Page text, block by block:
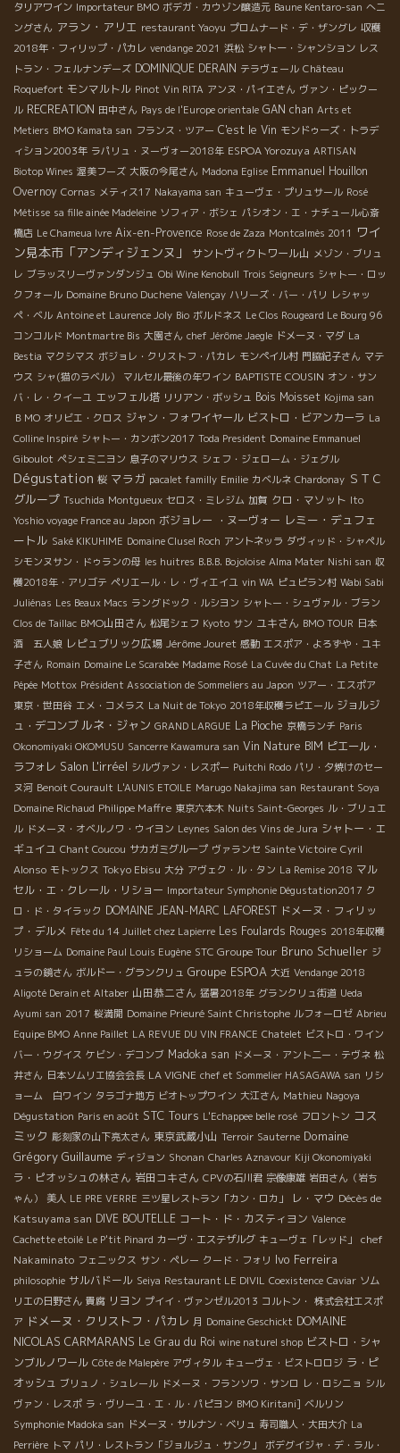
タリアワイン Importateur BMO ボデガ・カウゾン醸造元 Baune Kentaro-san へニ
ングさん アラン・アリエ restaurant Yaoyu プロムナード・デ・ザングレ 収穫
2018年・フィリップ・パカレ vendange 2021 浜松 シャトー・シャンション レス
トラン・フェルナンデーズ DOMINIQUE DERAIN テラヴェール Château
Roquefort モンマルトル Pinot Vin RITA アンヌ・パイエさん ヴァン・ピックー
ル RECREATION 田中さん Pays de l'Europe orientale GAN chan Arts et
Metiers BMO Kamata san フランス・ツアー C'est le Vin モンドゥーズ・トラデ
ィション2003年 ラパリュ・ヌーヴォー2018年 ESPOA Yorozuya ARTISAN
Biotop Wines 渥美フーズ 大阪の今尾さん Madona Eglise Emmanuel Houillon
Overnoy Cornas メティス17 Nakayama san キューヴェ・プリュサール Rosé
Métisse sa fille ainée Madeleine ソフィア・ボシェ パシオン・エ・ナチュール心斎
橋店 Le Chameua Ivre Aix-en-Provence Rose de Zaza Montcalmès 2011 ワイ
ン見本市「アンディジェンヌ」
サントヴィクトワール山 メゾン・ブリュ
レ ブラッスリーヴァンダンジュ Obi Wine Kenobull Trois Seigneurs シャトー・ロッ
クフォール Domaine Bruno Duchene Valençay ハリーズ・バー・パリ レシャッ
ペ・ベル Antoine et Laurence Joly Bio ボルドネス Le Clos Rougeard Le Bourg 96
コンコルド Montmartre Bis 大園さん chef Jérôme Jaegle ドメーヌ・マダ La
Bestia マクシマス ボジョレ・クリストフ・パカレ モンペイル村 門脇紀子さん マテ
ウス シャ(猫のラベル） マルセル最後の年ワイン BAPTISTE COUSIN オン・サン
バ・レ・クイーユ エッフェル塔 リリアン・ボッシュ Bois Moisset Kojima san
ＢＭО オリビエ・クロス ジャン・フォワイヤール ビストロ・ビアンカーラ La
Colline Inspiré シャトー・カンボン2017 Toda President Domaine Emmanuel
Giboulot ペシェミニヨン 息子のマリウス シェフ・ジェローム・ジェグル
Dégustation 桜 マラガ pacalet familly Emilie カベルネ Chardonay ＳＴＣ
グループ Tsuchida Montgueux セロス・ミレジム 加賀 クロ・マソット Ito
Yoshio voyage France au Japon ボジョレー ・ヌーヴォー レミー・デュフェ
ートル Saké KIKUHIME Domaine Clusel Roch アントネッラ ダヴィッド・シャペル
シモンヌサン・ドゥランの母 les huitres B.B.B. Bojoloise Alma Mater Nishi san 収
穫2018年・アリゴテ ペリエール・レ・ヴィエイユ vin WA ピュピラン村 Wabi Sabi
Juliénas Les Beaux Macs ラングドック・ルシヨン シャトー・シュヴァル・ブラン
Clos de Taillac BMO山田さん 松尾シェフ Kyoto サン ユキさん BMO TOUR 日本
酒 五人娘 レピュブリック広場 Jérôme Jouret 感動 エスポア・よろずや・ユキ
子さん Romain Domaine Le Scarabée Madame Rosé La Cuvée du Chat La Petite
Pépée Mottox Président Association de Sommeliers au Japon ツアー・エスポア
東京・世田谷 エメ・コメラス La Nuit de Tokyo 2018年収穫ラピエール ジョルジ
ュ・デコンブ ルネ・ジャン GRAND LARGUE La Pioche 京橋ランチ Paris
Okonomiyaki OKOMUSU Sancerre Kawamura san Vin Nature BIM ピエール・
ラフォレ Salon L'irréel シルヴァン・レスポー Puitchi Rodo パリ・夕焼けのセー
ヌ河 Benoit Courault L'AUNIS ETOILE Marugo Nakajima san Restaurant Soya
Domaine Richaud Philippe Maffre 東京六本木 Nuits Saint-Georges ル・ブリュエ
ル ドメーヌ・オベルノワ・ウイヨン Leynes Salon des Vins de Jura シャトー・エ
ギュイユ Chant Coucou サカガミグループ ヴァランセ Sainte Victoire Cyril
Alonso モトックス Tokyo Ebisu 大分 アヴェク・ル・タン La Remise 2018 マル
セル・エ・クレール・リショー Importateur Symphonie Dégustation2017 ク
ロ・ド・タイラック DOMAINE JEAN-MARC LAFOREST ドメーヌ・フィリッ
プ・デルメ Fête du 14 Juillet chez Lapierre Les Foulards Rouges 2018年収穫
リショーム Domaine Paul Louis Eugène STC Groupe Tour Bruno Schueller ジ
ュラの鏡さん ボルドー・グランクリュ Groupe ESPOA 大近 Vendange 2018
Aligoté Derain et Altaber 山田恭二さん 猛暑2018年 グランクリュ街道 Ueda
Ayumi san 2017 桜満開 Domaine Prieuré Saint Christophe ルフォーロゼ Abrieu
Equipe BMO Anne Paillet LA REVUE DU VIN FRANCE Chatelet ビストロ・ワイン
バー・ウグイス ケビン・デコンブ Madoka san ドメーヌ・アント二ー・テヴネ 松
井さん 日本ソムリエ協会会長 LA VIGNE chef et Sommelier HASAGAWA san リシ
ョーム 白ワイン タラゴナ地方 ビオトップワイン 大江さん Mathieu Nagoya
Dégustation Paris en août STC Tours L'Echappee belle rosé フロントン コス
ミック 彫刻家の山下亮太さん 東京武蔵小山 Terroir Sauterne Domaine
Grégory Guillaume ディジョン Shonan Charles Aznavour Kiji Okonomiyaki
ラ・ピオッシュの林さん 岩田コキさん CPVの石川君 宗像康雄 岩田さん（岩ち
ゃん）
美人 LE PRE VERRE 三ツ星レストラン「カン・ロカ」 レ・マウ Décès de
Katsuyama san DIVE BOUTELLE コート・ド・カスティヨン Valence
Cachette etoilé Le P'tit Pinard カーヴ・エステザルグ キューヴェ「レッド」
chef
Nakaminato フェニックス サン・ペレー クード・フォリ Ivo Ferreira
philosophie サルバドール Seiya Restaurant LE DIVIL Coexistence Caviar ソム
リエの日野さん 貴腐 リヨン プイイ・ヴァンゼル2013 コルトン・ 株式会社エスポ
ア ドメーヌ・クリストフ・パカレ 月 Domaine Geschickt DOMAINE
NICOLAS CARMARANS Le Grau du Roi wine naturel shop ビストロ・シャ
ンブルノワール Côte de Malepère アヴィタル キューヴェ・ビストロロジ ラ・ピ
オッシュ ブリュノ・シュレール ドメーヌ・フランソワ・サンロ レ・ロシニョ シル
ヴァン・レスポ ラ・ヴリーユ・エ・ル・パピヨン BMO Kiritani] ベルリン
Symphonie Madoka san ドメーヌ・サルナン・ベリュ 寿司職人・大田大介 La
Perrière トマ パリ・レストラン「ジョルジュ・サンク」 ボデグイジャ・デ・ラル・